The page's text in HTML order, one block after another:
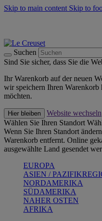
Skip to main content Skip to
Suchen
Sind Sie sicher, dass Sie die
Ihr Warenkorb auf der neuen
wir speichern Ihren
möchten.
Hier bleiben
Website wechseln
Wählen Sie Ihren Standort
Wenn Sie Ihren Standort
Warenkorb entfernt. Online
ausgewählte Land gesendet
EUROPA
ASIEN /
NORDAMERIKA
SÜDAMERIKA
NAHER OSTEN
AFRIKA